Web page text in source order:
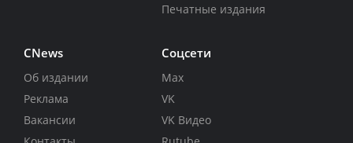
Печатные издания
CNews
Об издании
Реклама
Вакансии
Соцсети
Max
VK
VK Видео